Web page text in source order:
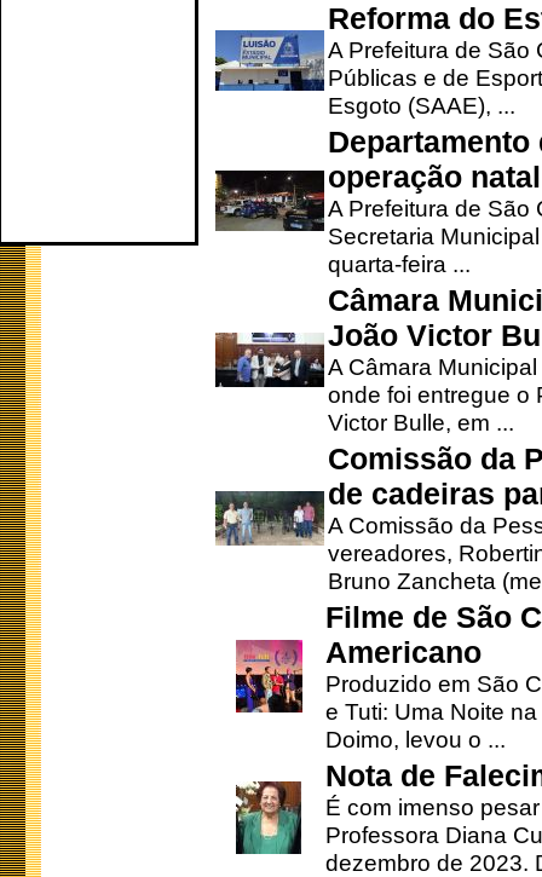
Reforma do
A Prefeitura de São
Públicas e de
Esgoto (SAAE), ...
operação
A Prefeitura de São
Secretaria
quarta-feira ...
Câmara
João Victor
A Câmara
onde foi entregue o
Victor Bulle, em ...
Comissão da
de cadeiras
A Comissão da
vereadores,
Bruno Zancheta
Filme de São
Americano
Produzido em São
e Tuti: Uma Noite
Doimo, levou o ...
Nota de
É com imenso
Professora Diana
dezembro de 2023.